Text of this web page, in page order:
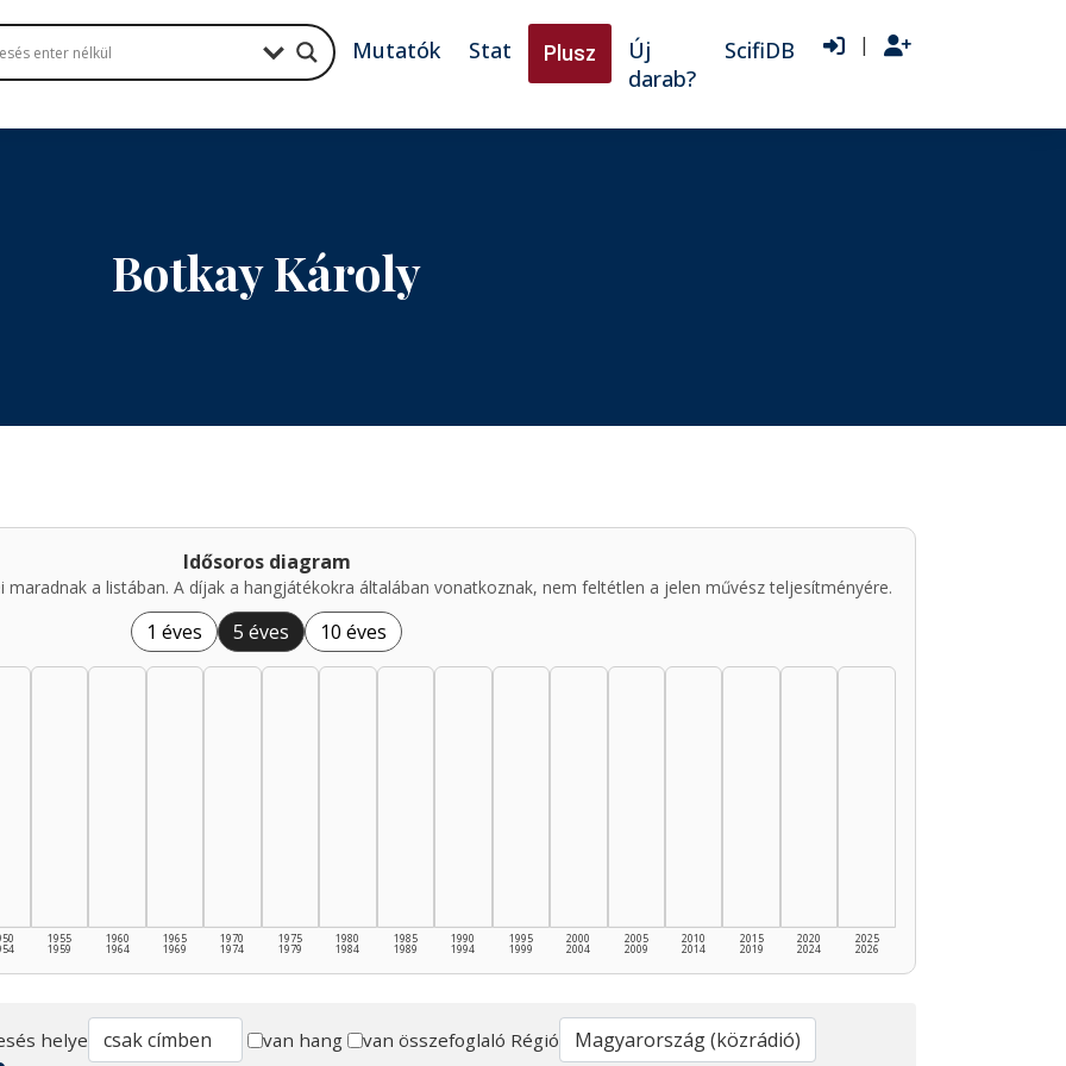
Mutatók Stat Plusz
Új
darab?
ScifiDB |
Botkay Károly
Idősoros diagram
a listában. A díjak a hangjátékokra általában vonatkoznak, nem feltétlen a jelen művész teljesítményére.
1 éves 5 éves 10 éves
1955
1959
1960
1964
1965
1969
1970
1974
1975
1979
1980
1984
1985
1989
1990
1994
1995
1999
2000
2004
2005
2009
2010
2014
2015
2019
2020
2024
2025
2026
helye van hang van összefoglaló Régió